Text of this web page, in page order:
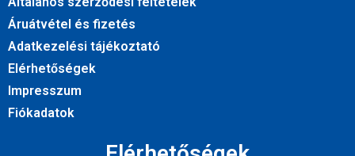
Áruátvétel és fizetés
Adatkezelési tájékoztató
Elérhetőségek
Impresszum
Fiókadatok